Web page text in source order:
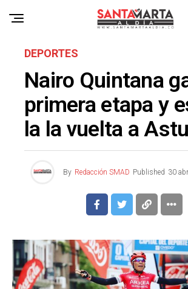
DEPORTES
Nairo Quintana
primera etapa y
la la vuelta a
By Redacción SMAD Published 30